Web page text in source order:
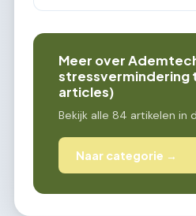
Meer over
stressvermindering
articles)
Bekijk alle 84 artikelen in
Naar categorie →